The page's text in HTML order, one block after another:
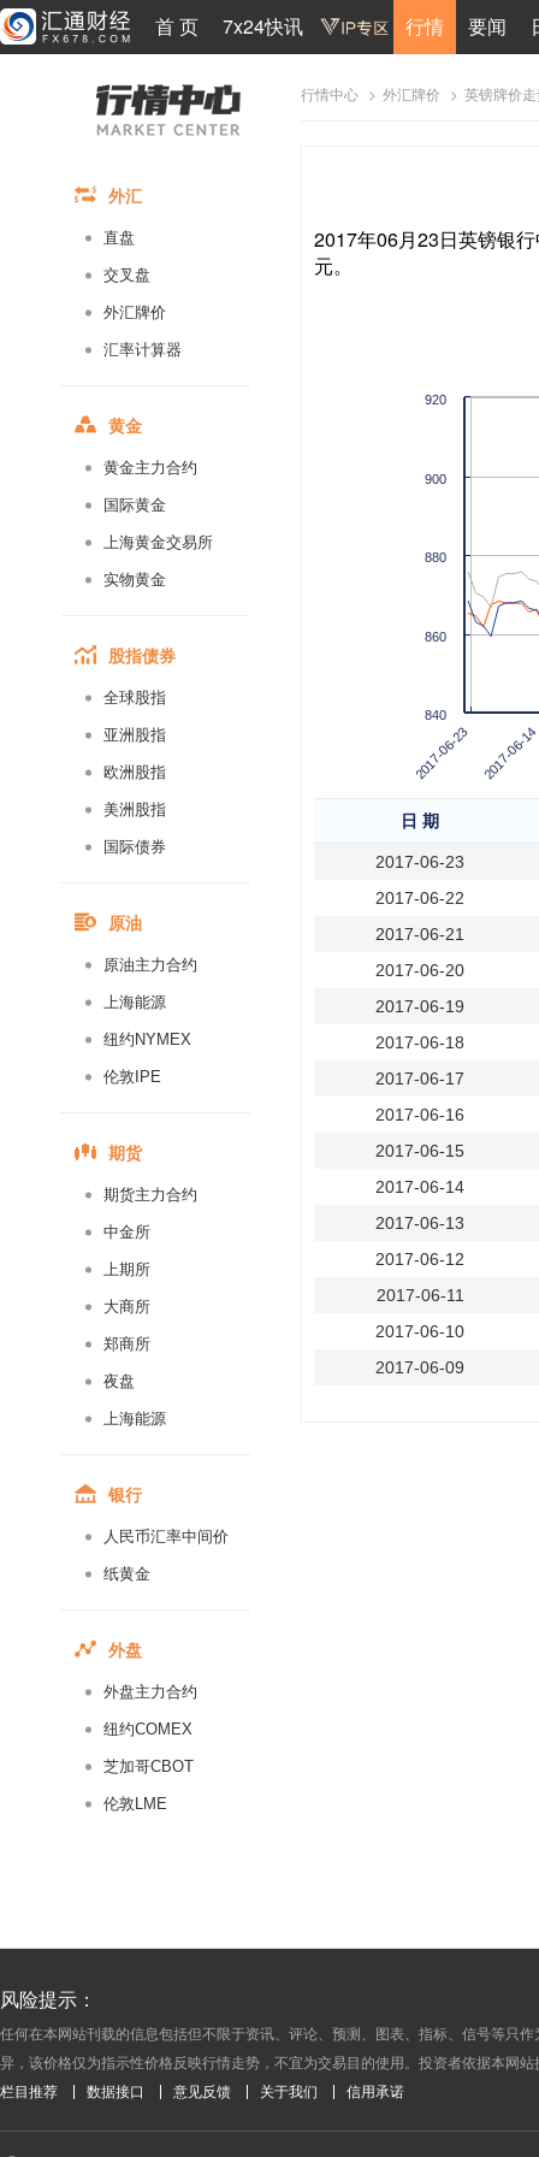
首 页 7x24快讯 行情 要闻
外汇
直盘
交叉盘
外汇牌价
汇率计算器
黄金
黄金主力合约
国际黄金
上海黄金交易所
实物黄金
股指债券
全球股指
亚洲股指
欧洲股指
美洲股指
国际债券
原油
原油主力合约
上海能源
纽约NYMEX
伦敦IPE
期货
期货主力合约
中金所
上期所
大商所
郑商所
夜盘
上海能源
银行
人民币汇率中间价
纸黄金
外盘
外盘主力合约
纽约COMEX
芝加哥CBOT
伦敦LME
行情中心 > 外汇牌价 > 英镑牌价
2017年06月23日英镑银
元。
2017-06-23 2017-06-14
840
860
880
900
920
日 期
2017-06-23
2017-06-22
2017-06-21
2017-06-20
2017-06-19
2017-06-18
2017-06-17
2017-06-16
2017-06-15
2017-06-14
2017-06-13
2017-06-12
2017-06-11
2017-06-10
2017-06-09
2017-05-24
2017-05-21
2017-05-20
风险提示：
任何在本网站刊载的信息包括但不限于资讯、评论、预测、图表、指标、信号等只
异，该价格仅为指示性价格反映行情走势，不宜为交易目的使用。投资者依据本网
栏目推荐 数据接口 意见反馈 关于我们 信用承诺